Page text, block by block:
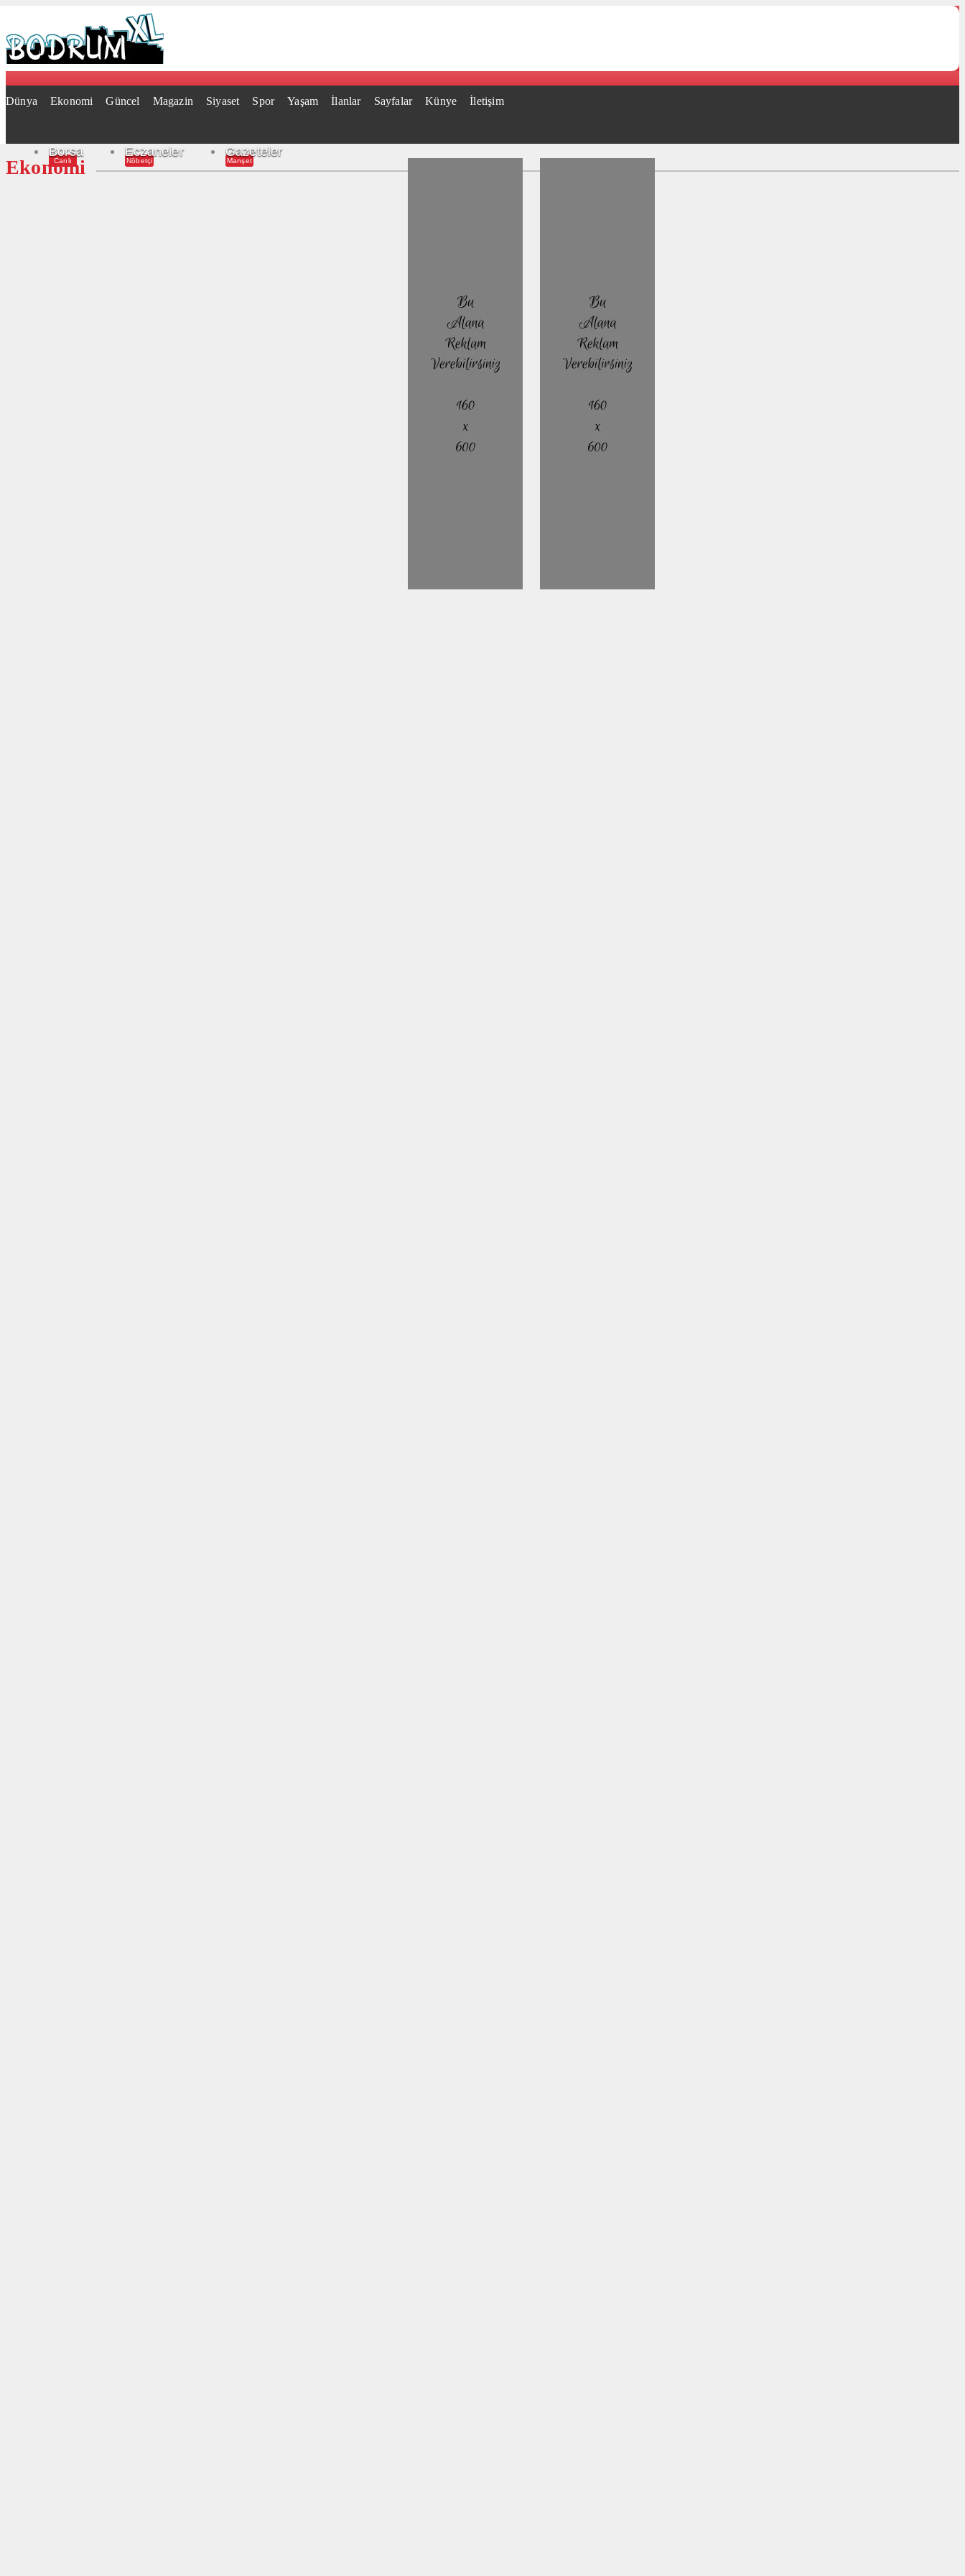
Dünya Ekonomi Güncel Magazin Siyaset Spor Yaşam İlanlar Sayfalar Künye İletişim
Borsa
Canlı
Eczaneler
Nöbetçi
Gazeteler
Manşet
Ekonomi